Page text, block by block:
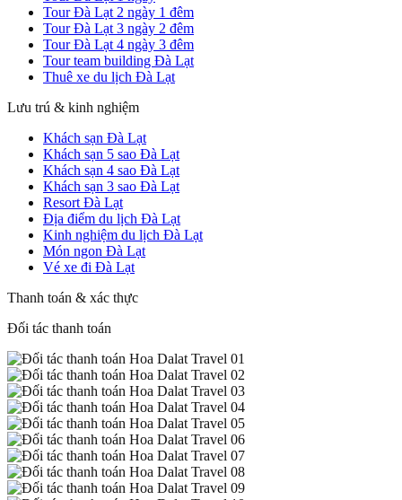
Tour Đà Lạt 2 ngày 1 đêm
Tour Đà Lạt 3 ngày 2 đêm
Tour Đà Lạt 4 ngày 3 đêm
Tour team building Đà Lạt
Thuê xe du lịch Đà Lạt
Lưu trú & kinh nghiệm
Khách sạn Đà Lạt
Khách sạn 5 sao Đà Lạt
Khách sạn 4 sao Đà Lạt
Khách sạn 3 sao Đà Lạt
Resort Đà Lạt
Địa điểm du lịch Đà Lạt
Kinh nghiệm du lịch Đà Lạt
Món ngon Đà Lạt
Vé xe đi Đà Lạt
Thanh toán & xác thực
Đối tác thanh toán